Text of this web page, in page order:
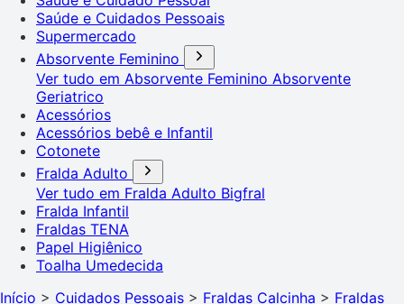
Saúde e Cuidados Pessoais
Supermercado
Absorvente Feminino
Ver tudo em Absorvente Feminino Absorvente
Geriatrico
Acessórios
Acessórios bebê e Infantil
Cotonete
Fralda Adulto
Ver tudo em Fralda Adulto Bigfral
Fralda Infantil
Fraldas TENA
Papel Higiênico
Toalha Umedecida
Início > Cuidados Pessoais > Fraldas Calcinha > Fraldas